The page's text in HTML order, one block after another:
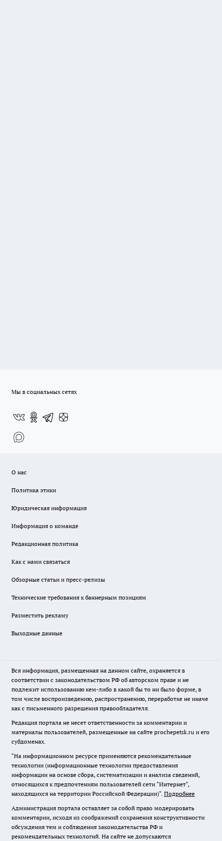
Мы в социальных сетях
О нас
Политика этики
Юридическая информация
Информация о команде
Редакционная политика
Как с нами связаться
Обзорные статьи и пресс-релизы
Технические требования к баннерным позициям
Разместить рекламу
Выходные данные
Вся информация, размещенная на данном сайте, охраняется в
соответствии с законодательством РФ об авторском праве и не
подлежит использованию кем-либо в какой бы то ни было форме, в
том числе воспроизведению, распространению, переработке не иначе
как с письменного разрешения правообладателя.
Редакция портала не несет ответственности за комментарии и
материалы пользователей, размещенные на сайте prochepetsk.ru и его
субдоменах.
"На информационном ресурсе применяются рекомендательные
технологии (информационные технологии предоставления
информации на основе сбора, систематизации и анализа сведений,
относящихся к предпочтениям пользователей сети "Интернет",
находящихся на территории Российской Федерации)". Подробнее
Администрация портала оставляет за собой право модерировать
комментарии, исходя из соображений сохранения конструктивности
обсуждения тем и соблюдения законодательства РФ и
рекомендательных технологий. На сайте не допускаются